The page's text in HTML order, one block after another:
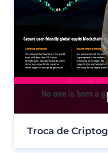
Troca de